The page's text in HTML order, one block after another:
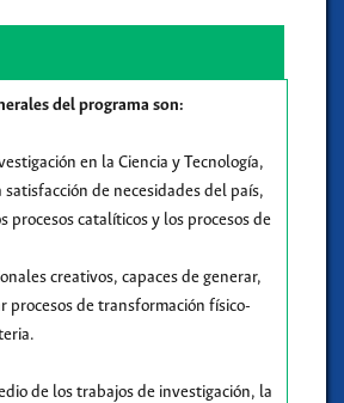
del programa son:
en la Ciencia y Tecnología,
satisfacción de necesidades del país,
procesos catalíticos y los procesos de
creativos, capaces de generar,
procesos de transformación físico-
de los trabajos de investigación, la